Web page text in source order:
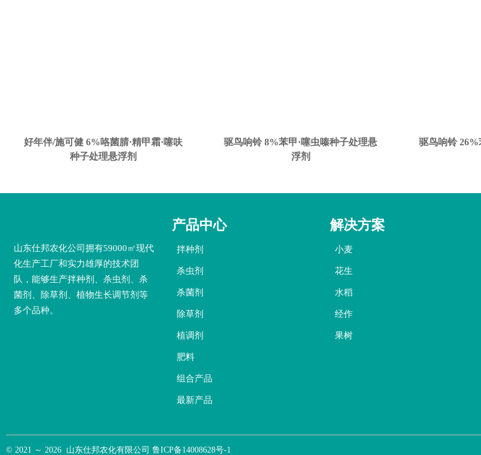
好年伴/施可健 6%咯菌腈·精甲霜·噻呋
种子处理悬浮剂
驱鸟响铃 8%苯甲·噻虫嗪种子处理悬
浮剂
驱鸟响铃 26%
山东仕邦农化公司拥有59000㎡现代
化生产工厂和实力雄厚的技术团
队，能够生产拌种剂、杀虫剂、杀
菌剂、除草剂、植物生长调节剂等
多个品种。
产品中心
拌种剂
杀虫剂
杀菌剂
除草剂
植调剂
肥料
组合产品
最新产品
解决方案
小麦
花生
水稻
经作
果树
© 2021 ～ 2026 山东仕邦农化有限公司 鲁ICP备14008628号-1